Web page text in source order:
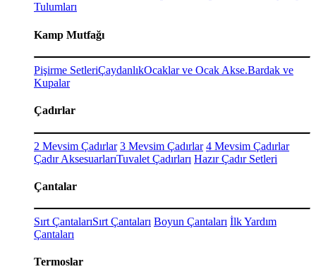
Tulumları
Kamp Mutfağı
Pişirme SetleriÇaydanlıkOcaklar ve Ocak Akse.Bardak ve
Kupalar
Çadırlar
2 Mevsim Çadırlar 3 Mevsim Çadırlar 4 Mevsim Çadırlar
Çadır AksesuarlarıTuvalet Çadırları Hazır Çadır Setleri
Çantalar
Sırt ÇantalarıSırt Çantaları Boyun Çantaları İlk Yardım
Çantaları
Termoslar